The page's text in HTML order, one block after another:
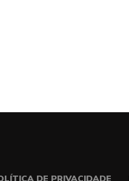
DE PRIVACIDADE